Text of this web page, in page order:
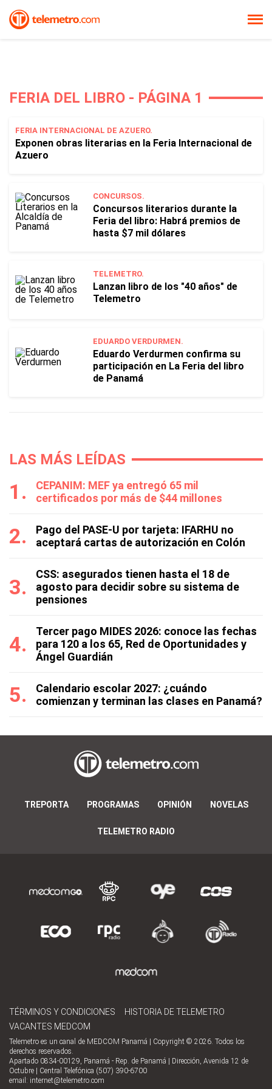
FERIA DEL LIBRO - PÁGINA 1
FERIA INTERNACIONAL DE AZUERO.
Exponen obras literarias en la Feria Internacional de
Azuero
CONCURSOS.
Concursos literarios durante la
Feria del libro: Habrá premios de
hasta $7 mil dólares
TELEMETRO.
Lanzan libro de los "40 años" de
Telemetro
EDUARDO VERDURMEN.
Eduardo Verdurmen confirma su
participación en La Feria del libro
de Panamá
LAS MÁS LEÍDAS
CEPANIM: MEF ya entregó 65 mil
certificados por más de $44 millones
Pago del PASE-U por tarjeta: IFARHU no
aceptará cartas de autorización en Colón
CSS: asegurados tienen hasta el 18 de
agosto para decidir sobre su sistema de
pensiones
Tercer pago MIDES 2026: conoce las fechas
para 120 a los 65, Red de Oportunidades y
Ángel Guardián
Calendario escolar 2027: ¿cuándo
comienzan y terminan las clases en Panamá?
TREPORTA PROGRAMAS OPINIÓN NOVELAS
TELEMETRO RADIO
TÉRMINOS Y CONDICIONES
HISTORIA DE TELEMETRO
VACANTES MEDCOM
Telemetro es un canal de MEDCOM Panamá | Copyright © 2026. Todos los
derechos reservados.
Apartado 0834-00129, Panamá - Rep. de Panamá | Dirección, Avenida 12 de
Octubre | Central Telefónica (507) 390-6700
email: internet@telemetro.com